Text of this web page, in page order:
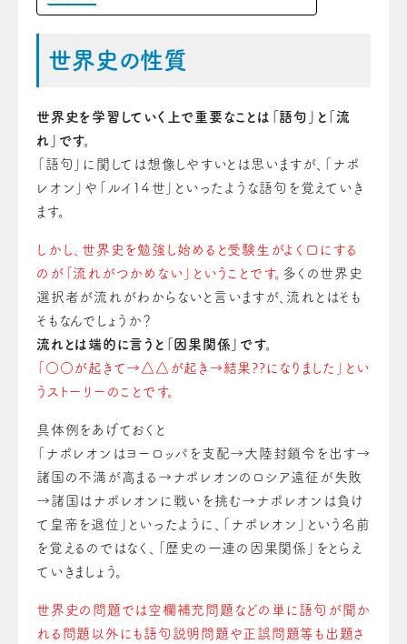
世界史の性質
世界史を学習していく上で重要なことは「語句」と「流
れ」です。
「語句」に関しては想像しやすいとは思いますが、「ナポ
レオン」や「ルイ１４世」といったような語句を覚えていき
ます。
しかし、世界史を勉強し始めると受験生がよく口にする
のが「流れがつかめない」ということです。 多くの世界史
選択者が流れがわからないと言いますが、流れとはそも
そもなんでしょうか？
流れとは端的に言うと「因果関係」です。
「○○が起きて→△△が起き→結果??になりました」とい
うストーリーのことです。
具体例をあげておくと
「ナポレオンはヨーロッパを支配→大陸封鎖令を出す→
諸国の不満が高まる→ナポレオンのロシア遠征が失敗
→諸国はナポレオンに戦いを挑む→ナポレオンは負け
て皇帝を退位」といったように、「ナポレオン」という名前
を覚えるのではなく、「歴史の一連の因果関係」をとらえ
ていきましょう。
世界史の問題では空欄補充問題などの単に語句が聞か
れる問題以外にも語句説明問題や正誤問題等も出題さ